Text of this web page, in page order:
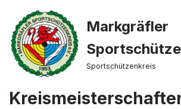
Zum
Inhalt
springen
Markgräfler
Sportschützenkreis